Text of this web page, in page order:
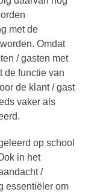
met de
Omdat
/ gasten met
de functie van
de klant / gast
vaker als
op school
in het
/
essentiëler om